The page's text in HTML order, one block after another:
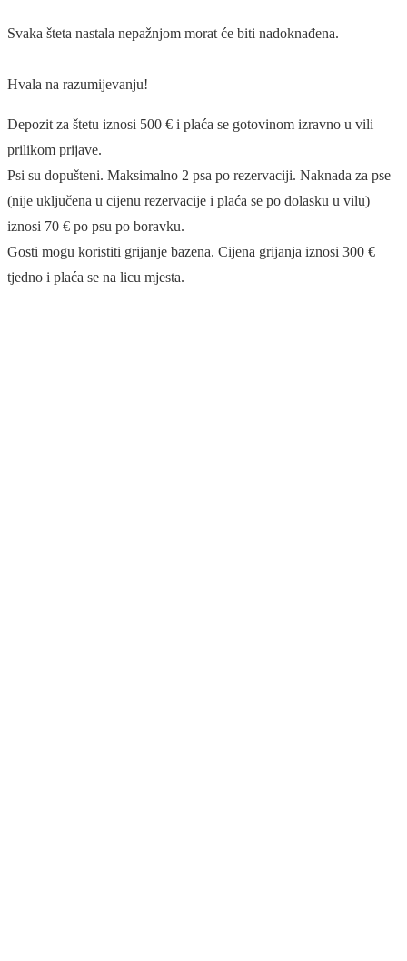
Svaka šteta nastala nepažnjom morat će biti nadoknađena.
Hvala na razumijevanju!
Depozit za štetu iznosi 500 € i plaća se gotovinom izravno u vili
prilikom prijave.
Psi su dopušteni. Maksimalno 2 psa po rezervaciji. Naknada za pse
(nije uključena u cijenu rezervacije i plaća se po dolasku u vilu)
iznosi 70 € po psu po boravku.
Gosti mogu koristiti grijanje bazena. Cijena grijanja iznosi 300 €
tjedno i plaća se na licu mjesta.